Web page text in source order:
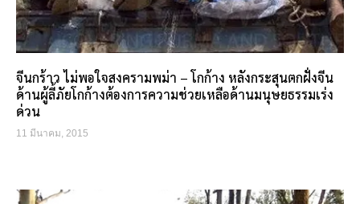
จีนกร้าว ไม่พอใจสงครามพม่า – โกก้าง หลังกระสุนตกฝั่งจีน
ด้านผู้ลี้ภัยโกก้างต้องการความช่วยเหลือด้านมนุษยธรรมเร่ง
ด่วน
11 มีนาคม, 2015